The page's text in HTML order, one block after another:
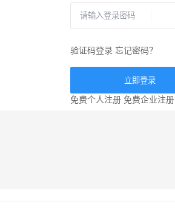
验证码登录 忘记密码？
立即登录
免费个人注册 免费企业注册